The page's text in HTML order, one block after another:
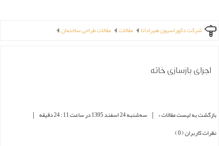
شرکت دکوراسیون هیرادانا مقالات مقالات طراحی ساختمان
اجرای بازسازی خانه
بازگشت به لیست مقالات » | ﺳﻪشنبه 24 اسفند 1395 در ساعت 11 : 24 دقیقه |
نظرات کاربران ( 0 )